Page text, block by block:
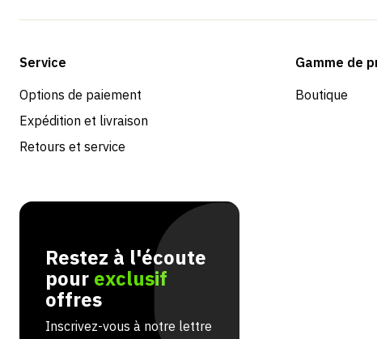
Service
Options de paiement
Expédition et livraison
Retours et service
Gamme de
Boutique
Restez à l'écoute
pour exclusif
offres
Inscrivez-vous à notre lettre